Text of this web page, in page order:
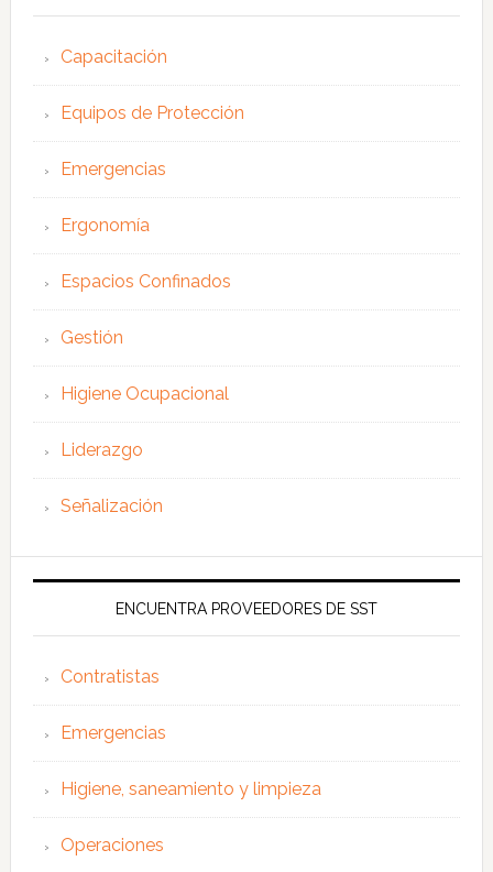
Capacitación
Equipos de Protección
Emergencias
Ergonomía
Espacios Confinados
Gestión
Higiene Ocupacional
Liderazgo
Señalización
ENCUENTRA PROVEEDORES DE SST
Contratistas
Emergencias
Higiene, saneamiento y limpieza
Operaciones